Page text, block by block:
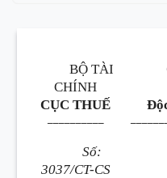
BỘ TÀI
CHÍNH
CỤC THUẾ
Số:
3037/CT-CS